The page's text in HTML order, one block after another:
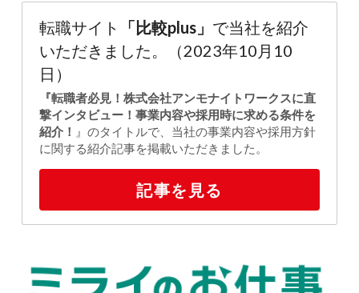
転職サイト 「比較plus」 で当社を紹介
いただきました。（2023年10月10
日）
『転職者必見！株式会社アンモナイトワークスに直
撃インタビュー！事業内容や採用時に求める条件を
紹介！ 』のタイトルで、当社の事業内容や採用方針
に関する紹介記事を掲載いただきました。
記事を見る